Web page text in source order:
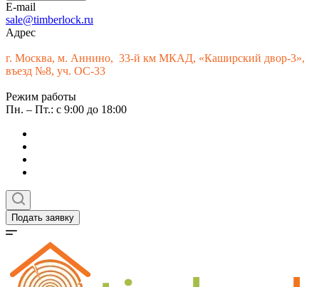
E-mail
sale@timberlock.ru
Адрес
г. Москва, м. Аннино, 33-й км МКАД, «Каширский двор-3»,
въезд №8, уч. ОС-33
Режим работы
Пн. – Пт.: с 9:00 до 18:00
Подать заявку